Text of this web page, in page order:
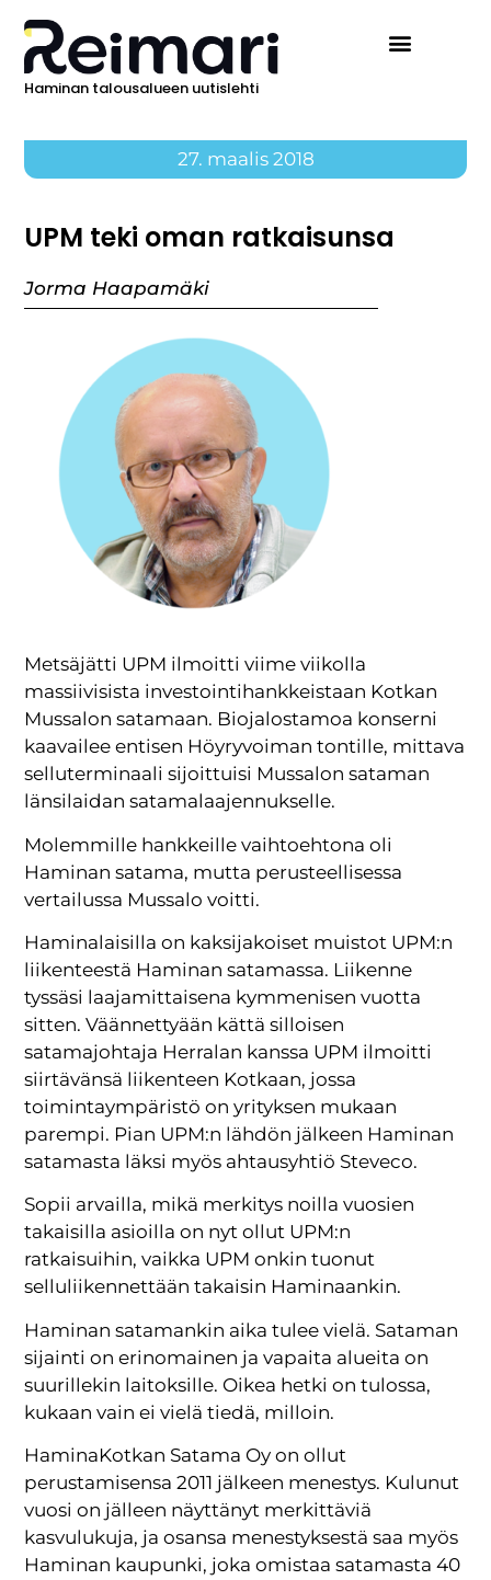
Haminan talousalueen uutislehti
27. maalis 2018
UPM teki oman ratkaisunsa
Jorma Haapamäki
Metsäjätti UPM ilmoitti viime viikolla
massiivisista investointihankkeistaan Kotkan
Mussalon satamaan. Biojalostamoa konserni
kaavailee entisen Höyryvoiman tontille, mittava
selluterminaali sijoittuisi Mussalon sataman
länsilaidan satamalaajennukselle.
Molemmille hankkeille vaihtoehtona oli
Haminan satama, mutta perusteellisessa
vertailussa Mussalo voitti.
Haminalaisilla on kaksijakoiset muistot UPM:n
liikenteestä Haminan satamassa. Liikenne
tyssäsi laajamittaisena kymmenisen vuotta
sitten. Väännettyään kättä silloisen
satamajohtaja Herralan kanssa UPM ilmoitti
siirtävänsä liikenteen Kotkaan, jossa
toimintaympäristö on yrityksen mukaan
parempi. Pian UPM:n lähdön jälkeen Haminan
satamasta läksi myös ahtausyhtiö Steveco.
Sopii arvailla, mikä merkitys noilla vuosien
takaisilla asioilla on nyt ollut UPM:n
ratkaisuihin, vaikka UPM onkin tuonut
selluliikennettään takaisin Haminaankin.
Haminan satamankin aika tulee vielä. Sataman
sijainti on erinomainen ja vapaita alueita on
suurillekin laitoksille. Oikea hetki on tulossa,
kukaan vain ei vielä tiedä, milloin.
HaminaKotkan Satama Oy on ollut
perustamisensa 2011 jälkeen menestys. Kulunut
vuosi on jälleen näyttänyt merkittäviä
kasvulukuja, ja osansa menestyksestä saa myös
Haminan kaupunki, joka omistaa satamasta 40